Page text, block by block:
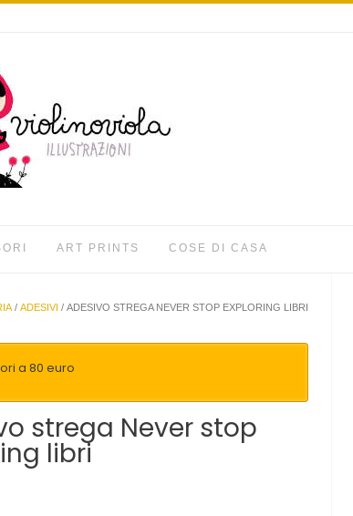
ART PRINTS COSE DI CASA
/ ADESIVI / ADESIVO STREGA NEVER STOP EXPLORING LIBRI
a 80 euro
strega Never stop
libri